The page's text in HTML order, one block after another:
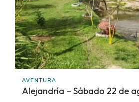
AVENTURA
Alejandría – Sábado 22 de